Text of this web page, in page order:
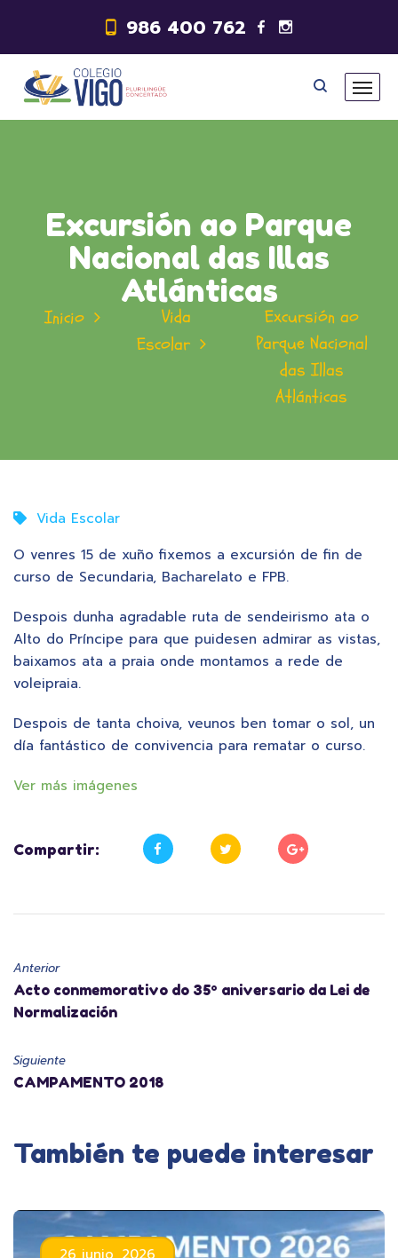
986 400 762
Excursión ao Parque
Nacional das Illas
Atlánticas
Inicio
Vida
Escolar
Excursión ao
Parque Nacional
das Illas
Atlánticas
Vida Escolar
O venres 15 de xuño fixemos a excursión de fin de
curso de Secundaria, Bacharelato e FPB.
Despois dunha agradable ruta de sendeirismo ata o
Alto do Príncipe para que puidesen admirar as vistas,
baixamos ata a praia onde montamos a rede de
voleipraia.
Despois de tanta choiva, veunos ben tomar o sol, un
día fantástico de convivencia para rematar o curso.
Ver más imágenes
Compartir:
Anterior
Acto conmemorativo do 35º aniversario da Lei de
Normalización
Siguiente
CAMPAMENTO 2018
También te puede interesar